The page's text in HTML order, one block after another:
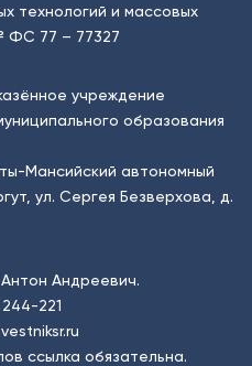
технологий и массовых
ФС 77 – 77327
учреждение
образования
Мансийский автономный
ул. Сергея Безверхова, д.
Андреевич.
221
ссылка обязательна.